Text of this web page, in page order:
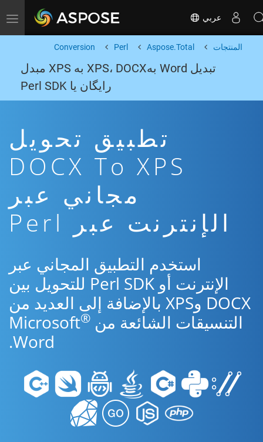
Toggle navigation عربي
المنتجات Aspose.Total
Perl
Conversion
تبدیل Word بهXPS، DOCX به XPS مبدل
رایگان یا Perl SDK
تطبيق تحويل
DOCX To XPS
مجاني عبر
الإنترنت عبر Perl
استخدم التطبيق المجاني عبر
الإنترنت أو Perl SDK للتحويل بين
DOCX وXPS بالإضافة إلى العديد من
التنسيقات الشائعة من Microsoft ®
Word.